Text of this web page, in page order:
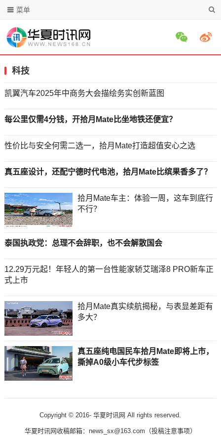
菜单
科技
凯翼汽车2025年中商务大会描绘务实创新蓝图
每公里仅需4分钱，开拾月Mate比坐地铁还便宜？
性价比与安全何需二选一，拾月Mate打造超值安心之选
真五座设计，还配宁德时代电池，拾月Mate比缤果香多了？
拾月Mate车主：体验一周，这车到底行
不行？
泰国执政党：总理不会辞职，也不会解散国会
12.29万元起！年轻人的第一台性能家轿艾瑞泽8 PRO新车正
式上市
拾月Mate真实续航揭秘，与表显差距有
多大？
真五座纯电国民车拾月Mate即将上市，
撕掉A0级小车代步标签
Copyright © 2016- 华夏时讯网 All rights reserved.
华夏时讯网收稿邮箱：news_sx@163.com（投稿注意事项）